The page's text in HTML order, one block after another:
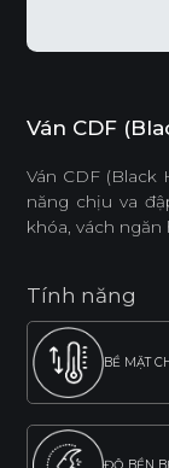
Ván CDF
Ván CDF (Black
năng chịu va
khóa, vách ngăn
Tính năng
BỀ MẶT
ĐỘ BỀN